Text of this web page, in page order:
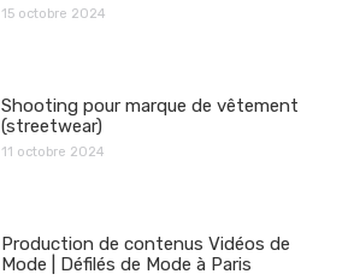
15 octobre 2024
Shooting pour marque de vêtement
(streetwear)
11 octobre 2024
Production de contenus Vidéos de
Mode | Défilés de Mode à Paris